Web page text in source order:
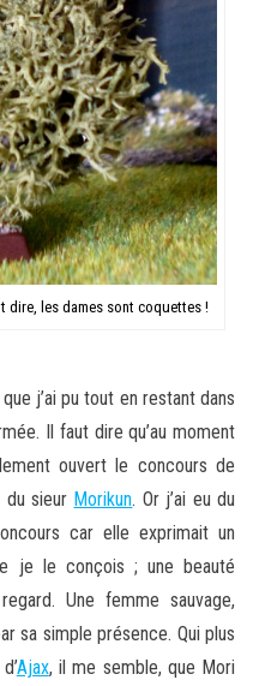
dire, les dames sont coquettes !
j’ai pu tout en restant dans
Il faut dire qu’au moment
ouvert le concours de
sieur Morikun. Or j’ai eu du
car elle exprimait un
je le conçois ; une beauté
Une femme sauvage,
sa simple présence. Qui plus
Ajax, il me semble, que Mori